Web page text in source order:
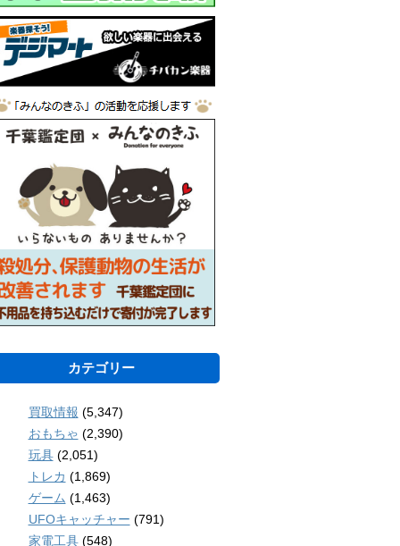
カテゴリー
買取情報 (5,347)
おもちゃ (2,390)
玩具(2,051)
トレカ (1,869)
ゲーム (1,463)
UFOキャッチャー (791)
家電工具(548)